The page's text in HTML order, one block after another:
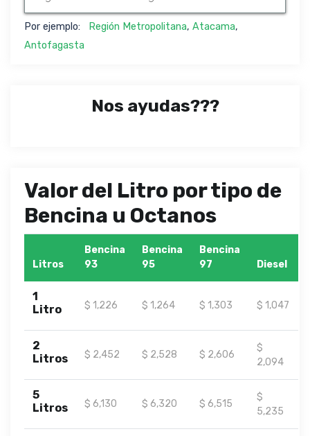
Por ejemplo: Región Metropolitana, Atacama,
Antofagasta
Nos ayudas???
Valor del Litro por tipo de
Bencina u Octanos
Litros
Bencina
93
Bencina
95
Bencina
97
Diesel
1
Litro
$ 1,226 $ 1,264 $ 1,303 $ 1,047
2
Litros
$ 2,452 $ 2,528 $ 2,606
$
2,094
5
Litros
$ 6,130 $ 6,320 $ 6,515
$
5,235